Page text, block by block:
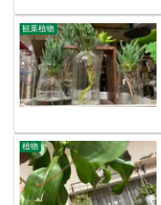
観葉植物
植物